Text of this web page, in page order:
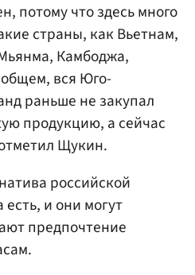
потому что здесь много
страны, как Вьетнам,
Камбоджа,
вся Юго-
раньше не закупал
продукцию, а сейчас
Щукин.
российской
и они могут
предпочтение